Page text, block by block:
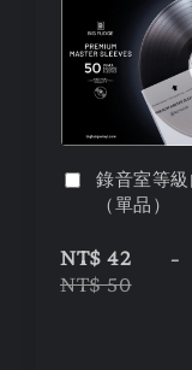
錄音室等
（單品）
NT$ 42
NT$ 50
-